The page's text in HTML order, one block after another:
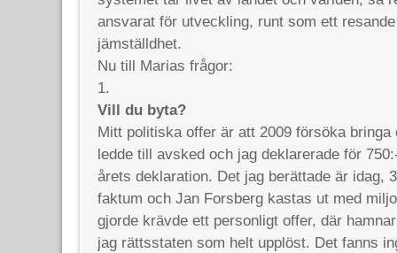
ansvarat för utveckling, runt som ett
jämställdhet.
Nu till Marias frågor:
1.
Vill du byta?
Mitt politiska offer är att 2009 försöka bringa
ledde till avsked och jag deklarerade för
årets deklaration. Det jag berättade är idag,
faktum och Jan Forsberg kastas ut med
gjorde krävde ett personligt offer, där
jag rättsstaten som helt upplöst. Det fanns